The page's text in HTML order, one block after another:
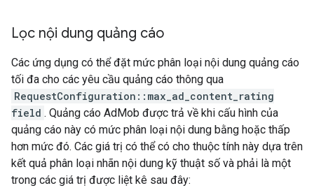
Lọc nội dung quảng cáo
Các ứng dụng có thể đặt mức phân loại nội dung quảng cáo
tối đa cho các yêu cầu quảng cáo thông qua
RequestConfiguration::max_ad_content_rating
field . Quảng cáo AdMob được trả về khi cấu hình của
quảng cáo này có mức phân loại nội dung bằng hoặc thấp
hơn mức đó. Các giá trị có thể có cho thuộc tính này dựa trên
kết quả phân loại nhãn nội dung kỹ thuật số và phải là một
trong các giá trị được liệt kê sau đây: